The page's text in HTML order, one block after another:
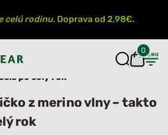
celú rodinu. Doprava od 2,98€.
0
termo tričko z merino vlny – takto
po celý rok
z merino vlny – takto
rok